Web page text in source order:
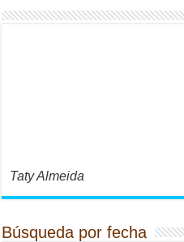
Taty Almeida
Búsqueda por fecha